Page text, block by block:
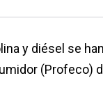
y diésel se
(Profeco)